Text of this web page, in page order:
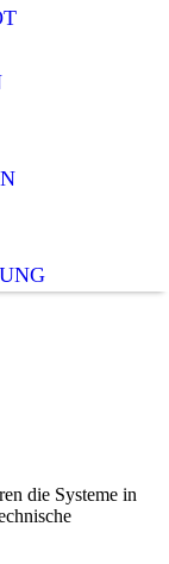
die Systeme in